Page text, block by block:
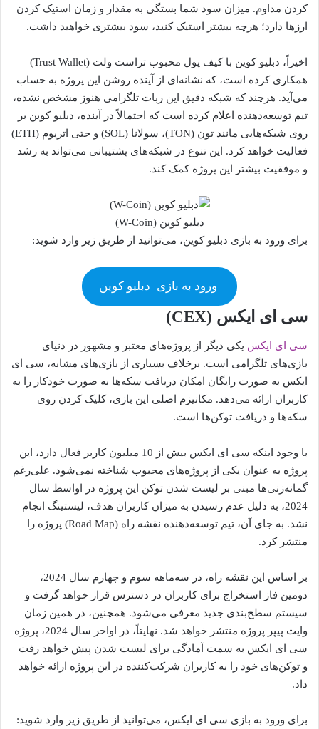
کردن مداوم. میزان سود شما بستگی به مقدار و زمان استیک کردن
ارزها دارد؛ هرچه بیشتر استیک کنید، سود بیشتری خواهید داشت.
اخیراً، دبلیو کوین با کیف پول محبوب تراست ولت (Trust Wallet)
همکاری کرده است، که نشانه‌ای از آینده روشن این پروژه به حساب
می‌آید. هرچند که شبکه دقیق این ربات تلگرامی هنوز مشخص نشده،
تیم توسعه‌دهنده اعلام کرده است که احتمالاً در آینده، دبلیو کوین بر
روی شبکه‌هایی مانند تون (TON)، سولانا (SOL) و حتی اتریوم (ETH)
فعالیت خواهد کرد. این تنوع در شبکه‌های پشتیبانی می‌تواند به رشد
و موفقیت بیشتر این پروژه کمک کند.
دبلیو کوین (W-Coin)
برای ورود به بازی دبلیو کوین، می‌توانید از طریق زیر وارد شوید:
ورود به بازی دبلیو کوین
سی ای ایکس (CEX)
سی ای ایکس یکی دیگر از پروژه‌های معتبر و مشهور در دنیای
بازی‌های تلگرامی است. برخلاف بسیاری از بازی‌های مشابه، سی ای
ایکس به صورت رایگان امکان دریافت سکه‌ها به صورت خودکار را به
کاربران ارائه می‌دهد. مکانیزم اصلی این بازی، کلیک کردن روی
سکه‌ها و دریافت توکن‌ها است.
با وجود اینکه سی ای ایکس بیش از 10 میلیون کاربر فعال دارد، این
پروژه به عنوان یکی از پروژه‌های محبوب شناخته نمی‌شود. علی‌رغم
گمانه‌زنی‌ها مبنی بر لیست شدن توکن این پروژه در اواسط سال
2024، به دلیل عدم رسیدن به میزان کاربران هدف، لیستینگ انجام
نشد. به جای آن، تیم توسعه‌دهنده نقشه راه (Road Map) پروژه را
منتشر کرد.
بر اساس این نقشه راه، در سه‌ماهه سوم و چهارم سال 2024،
دومین فاز استخراج برای کاربران در دسترس قرار خواهد گرفت و
سیستم سطح‌بندی جدید معرفی می‌شود. همچنین، در همین زمان
وایت پیپر پروژه منتشر خواهد شد. نهایتاً، در اواخر سال 2024، پروژه
سی ای ایکس به سمت آمادگی برای لیست شدن پیش خواهد رفت
و توکن‌های خود را به کاربران شرکت‌کننده در این پروژه ارائه خواهد
داد.
برای ورود به بازی سی ای ایکس، می‌توانید از طریق زیر وارد شوید: